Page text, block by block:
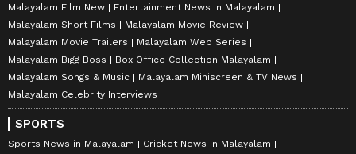
Malayalam Film New
Entertainment News in Malayalam
Malayalam Short Films
Malayalam Movie Review
Malayalam Movie Trailers
Malayalam Web Series
Malayalam Bigg Boss
Box Office Collection Malayalam
Malayalam Songs & Music
Malayalam Miniscreen & TV News
Malayalam Celebrity Interviews
SPORTS
Sports News in Malayalam
Cricket News in Malayalam